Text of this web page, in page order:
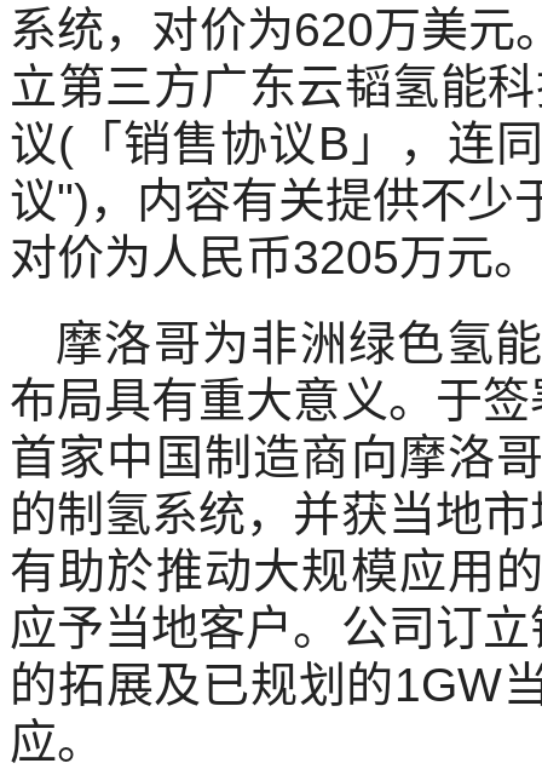
系统，对价为620万美元
立第三方广东云韬氢能
议(「销售协议B」，连
议")，内容有关提供不少
对价为人民币3205万元。
摩洛哥为非洲绿色氢
布局具有重大意义。于
首家中国制造商向摩洛
的制氢系统，并获当地
有助於推动大规模应用
应予当地客户。公司订
的拓展及已规划的1GW
应。